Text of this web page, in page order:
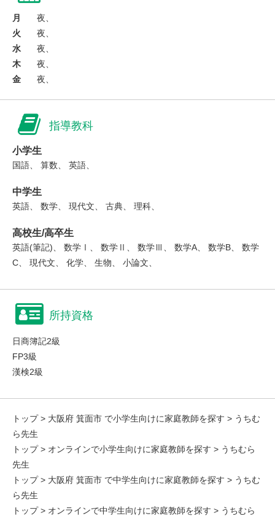
月
夜、
火
夜、
水
夜、
木
夜、
金
夜、
指導教科
小学生
国語、 算数、 英語、
中学生
英語、 数学、 現代文、 古典、 理科、
高校生/高卒生
英語(筆記)、 数学Ⅰ、 数学Ⅱ、 数学Ⅲ、 数学A、 数学B、 数学
C、 現代文、 化学、 生物、 小論文、
所持資格
日商簿記2級
FP3級
漢検2級
トップ> 大阪府 箕面市 で小学生向けに家庭教師を探す > うちむ
ら先生
トップ> オンラインで小学生向けに家庭教師を探す > うちむら
先生
トップ> 大阪府 箕面市 で中学生向けに家庭教師を探す > うちむ
ら先生
トップ> オンラインで中学生向けに家庭教師を探す > うちむら